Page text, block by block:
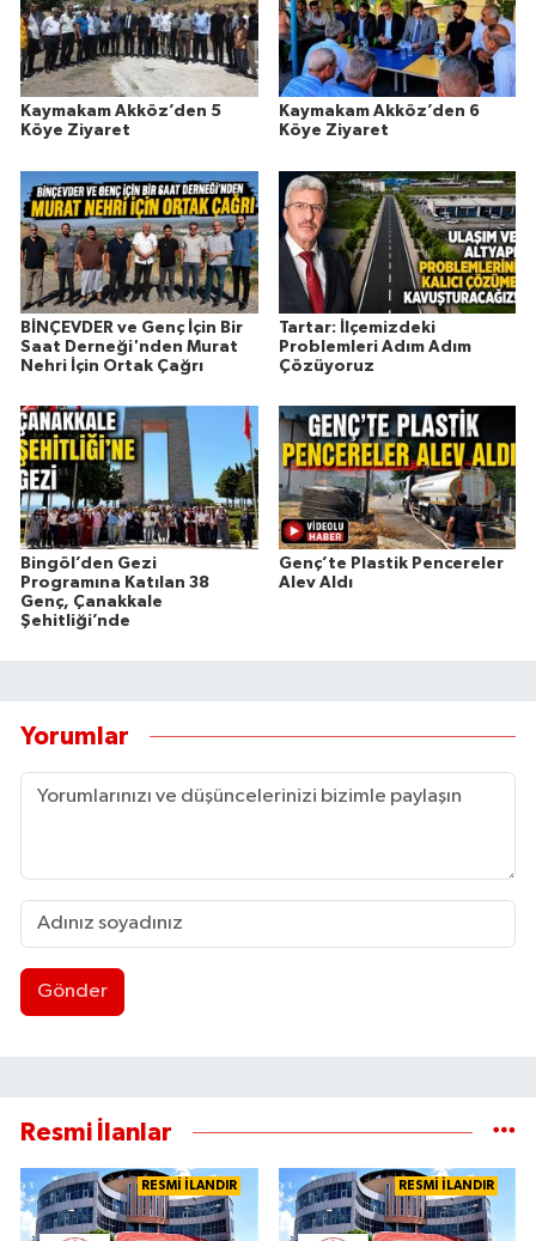
Kaymakam Akköz’den 5
Köye Ziyaret
Kaymakam Akköz’den 6
Köye Ziyaret
BİNÇEVDER ve Genç İçin Bir
Saat Derneği'nden Murat
Nehri İçin Ortak Çağrı
Tartar: İlçemizdeki
Problemleri Adım Adım
Çözüyoruz
Bingöl’den Gezi
Programına Katılan 38
Genç, Çanakkale
Şehitliği’nde
Genç’te Plastik Pencereler
Alev Aldı
Yorumlar
Gönder
Resmi İlanlar
RESMİ İLANDIR RESMİ İLANDIR